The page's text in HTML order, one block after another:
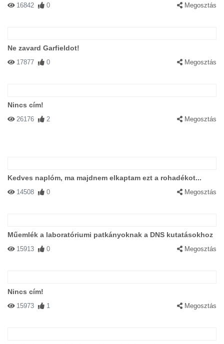
16842 0 Megosztás
Ne zavard Garfieldot!
17877 0 Megosztás
Nincs cím!
26176 2 Megosztás
Kedves naplóm, ma majdnem elkaptam ezt a rohadékot...
14508 0 Megosztás
Műemlék a laboratóriumi patkányoknak a DNS kutatásokhoz
15913 0 Megosztás
Nincs cím!
15973 1 Megosztás